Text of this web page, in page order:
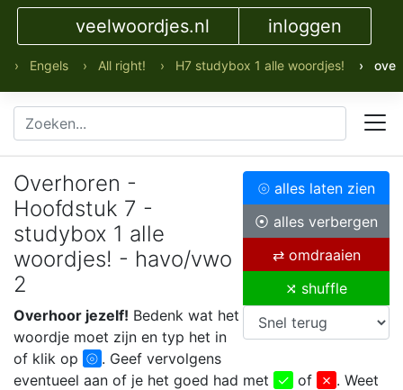
veelwoordjes.nl inloggen
› Engels › All right! › H7 studybox 1 alle woordjes! ›
⦾ alles laten zien
⦿ alles verbergen
⇄ omdraaien
⤨ shuffle
Overhoren -
Hoofdstuk 7 -
studybox 1 alle
woordjes! - havo/vwo
2
Overhoor jezelf! Bedenk wat het
woordje moet zijn en typ het in
of klik op ⦾ . Geef vervolgens
eventueel aan of je het goed had met ✓ of ✗ . Weet